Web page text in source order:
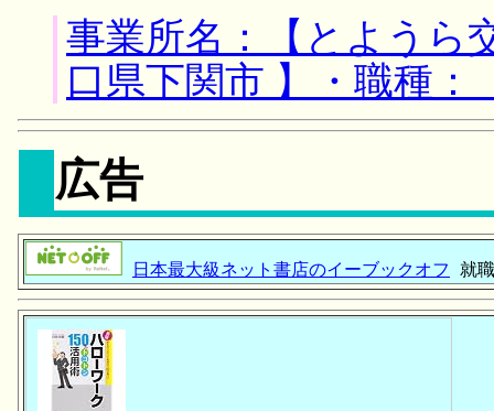
事業所名：【とよう
口県下関市 】・職種：
広告
日本最大級ネット書店のイーブックオフ 就